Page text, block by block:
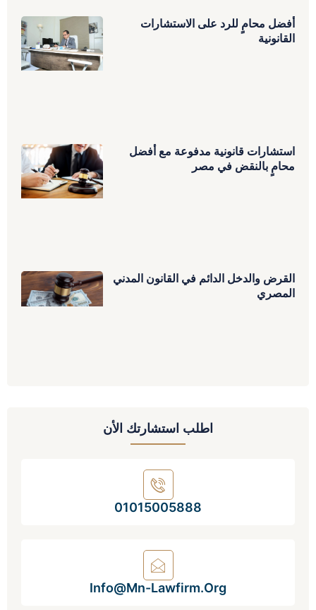
أفضل محامٍ للرد على الاستشارات
القانونية
استشارات قانونية مدفوعة مع أفضل
محامٍ بالنقض في مصر
القرض والدخل الدائم في القانون المدني
المصري
اطلب استشارتك الأن
01015005888
Info@mn-Lawfirm.org